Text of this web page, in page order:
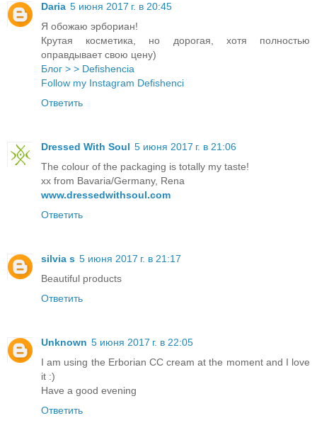
Daria 5 июня 2017 г. в 20:45
Я обожаю эрбориан!
Крутая косметика, но дорогая, хотя полностью
оправдывает свою цену)
Блог > > Defishencia
Follow my Instagram Defishenci
Ответить
Dressed With Soul 5 июня 2017 г. в 21:06
The colour of the packaging is totally my taste!
xx from Bavaria/Germany, Rena
www.dressedwithsoul.com
Ответить
silvia s 5 июня 2017 г. в 21:17
Beautiful products
Ответить
Unknown 5 июня 2017 г. в 22:05
I am using the Erborian CC cream at the moment and I love
it :)
Have a good evening
Ответить